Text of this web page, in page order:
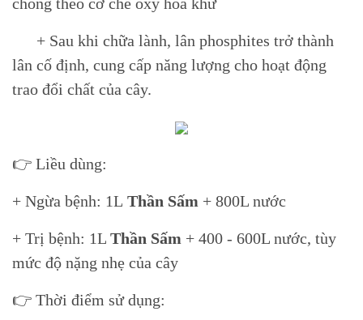
+ Sau khi chữa lành, lân phosphites trở thành
lân cố định, cung cấp năng lượng cho hoạt động
trao đổi chất của cây.
👉 Liều dùng:
+ Ngừa bệnh: 1L Thần Sấm + 800L nước
+ Trị bệnh: 1L Thần Sấm + 400 - 600L nước, tùy
mức độ nặng nhẹ của cây
👉 Thời điểm sử dụng: